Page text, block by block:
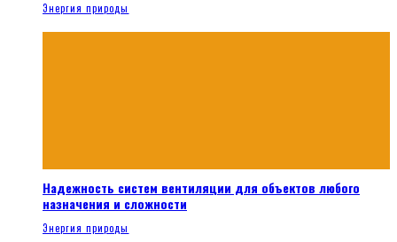
Энергия природы
Надежность систем вентиляции для объектов любого
назначения и сложности
Энергия природы